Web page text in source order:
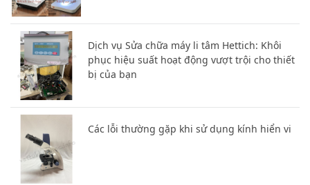
Dịch vụ Sửa chữa máy li tâm Hettich: Khôi
phục hiệu suất hoạt động vượt trội cho thiết
bị của bạn
Các lỗi thường gặp khi sử dụng kính hiển vi